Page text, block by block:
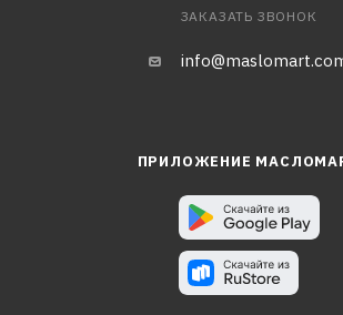
ЗАКАЗАТЬ ЗВОНОК
ПРИЛОЖЕНИЕ